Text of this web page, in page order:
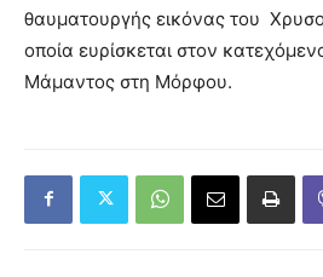
θαυματουργής εικόνας του
οποία ευρίσκεται στον
Μάμαντος στη Μόρφου.